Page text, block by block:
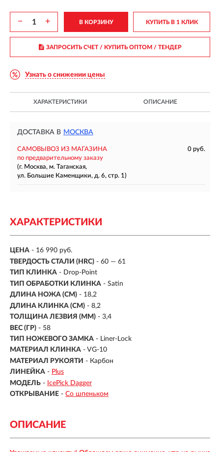
− + В КОРЗИНУ КУПИТЬ В 1 КЛИК
ЗАПРОСИТЬ СЧЕТ / КУПИТЬ ОПТОМ/ ТЕНДЕР
Узнать о снижении цены
ХАРАКТЕРИСТИКИ ОПИСАНИЕ
ДОСТАВКА В МОСКВА
САМОВЫВОЗ ИЗ МАГАЗИНА
0 руб.
по предварительному заказу
(г. Москва, м. Таганская,
ул. Большие Каменщики, д. 6, стр. 1)
ХАРАКТЕРИСТИКИ
ЦЕНА - 16 990 руб.
ТВЕРДОСТЬ СТАЛИ (HRC) - 60 — 61
ТИП КЛИНКА - Drop-Point
ТИП ОБРАБОТКИ КЛИНКА - Satin
ДЛИНА НОЖА (СМ) - 18,2
ДЛИНА КЛИНКА (СМ) - 8,2
ТОЛЩИНА ЛЕЗВИЯ (ММ) - 3,4
ВЕС (ГР) - 58
ТИП НОЖЕВОГО ЗАМКА - Liner-Lock
МАТЕРИАЛ КЛИНКА - VG-10
МАТЕРИАЛ РУКОЯТИ - Карбон
ЛИНЕЙКА - Plus
МОДЕЛЬ - IcePick Dagger
ОТКРЫВАНИЕ - Со шпеньком
ОПИСАНИЕ